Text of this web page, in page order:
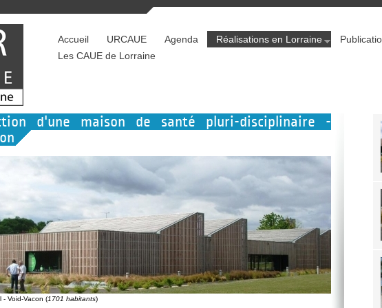
Accueil URCAUE Agenda Réalisations en Lorraine
Les CAUE de Lorraine
d'une maison de santé pluri-disciplinaire -
- Void-Vacon (1701 habitants)